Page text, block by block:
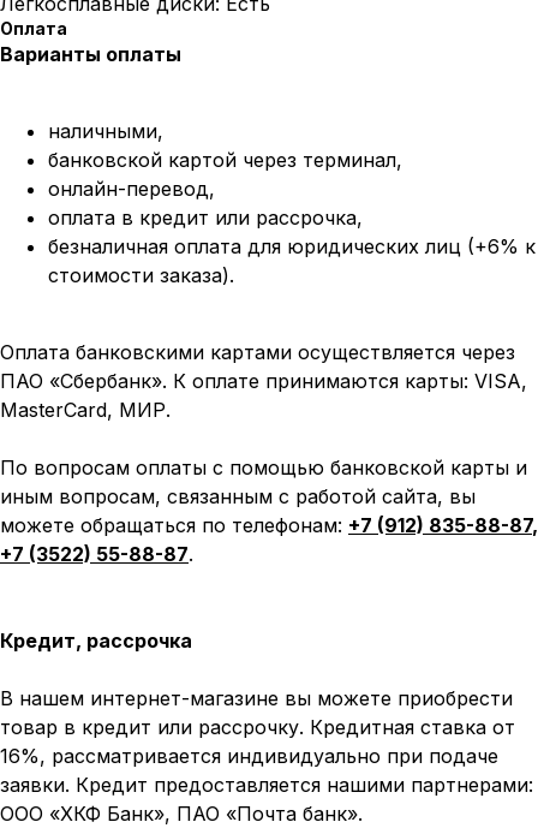
Оплата
Варианты оплаты
наличными,
банковской картой через терминал,
онлайн-перевод,
оплата в кредит или рассрочка,
безналичная оплата для юридических лиц (+6% к
стоимости заказа).
Оплата банковскими картами осуществляется через
ПАО «Сбербанк». К оплате принимаются карты: VISA,
MasterCard, МИР.
По вопросам оплаты с помощью банковской карты и
иным вопросам, связанным с работой сайта, вы
можете обращаться по телефонам: +7 (912) 835-88-87,
+7 (3522) 55-88-87.
Кредит, рассрочка
В нашем интернет-магазине вы можете приобрести
товар в кредит или рассрочку. Кредитная ставка от
16%, рассматривается индивидуально при подаче
заявки. Кредит предоставляется нашими партнерами:
ООО «ХКФ Банк», ПАО «Почта банк».